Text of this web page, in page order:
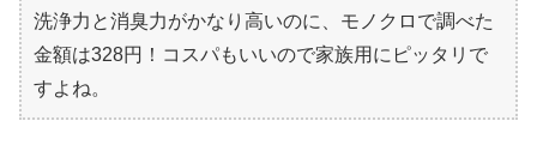
洗浄力と消臭力がかなり高いのに、モノクロで調べた
金額は328円！コスパもいいので家族用にピッタリで
すよね。